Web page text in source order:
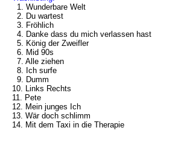
1. Wunderbare Welt
2. Du wartest
3. Fröhlich
4. Danke dass du mich verlassen hast
5. König der Zweifler
6. Mid 90s
7. Alle ziehen
8. Ich surfe
9. Dumm
10. Links Rechts
11. Pete
12. Mein junges Ich
13. Wär doch schlimm
14. Mit dem Taxi in die Therapie